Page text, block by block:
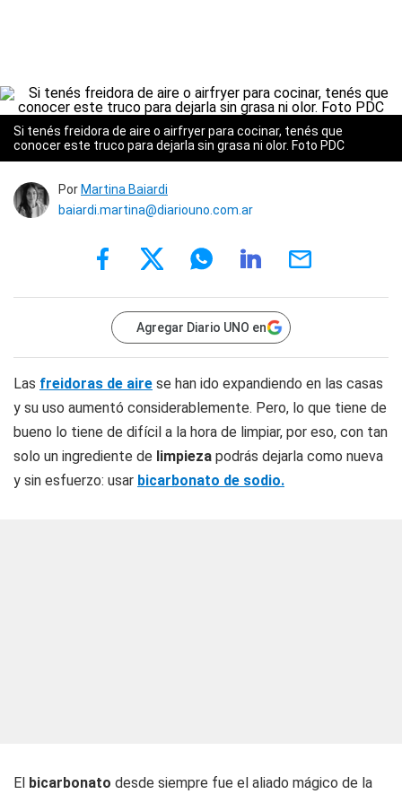
Si tenés freidora de aire o airfryer para cocinar, tenés que
conocer este truco para dejarla sin grasa ni olor. Foto PDC
Por Martina Baiardi
baiardi.martina@diariouno.com.ar
Agregar Diario UNO en
Las freidoras de aire se han ido expandiendo en las casas
y su uso aumentó considerablemente. Pero, lo que tiene de
bueno lo tiene de difícil a la hora de limpiar, por eso, con tan
solo un ingrediente de limpieza podrás dejarla como nueva
y sin esfuerzo: usar bicarbonato de sodio.
El bicarbonato desde siempre fue el aliado mágico de la